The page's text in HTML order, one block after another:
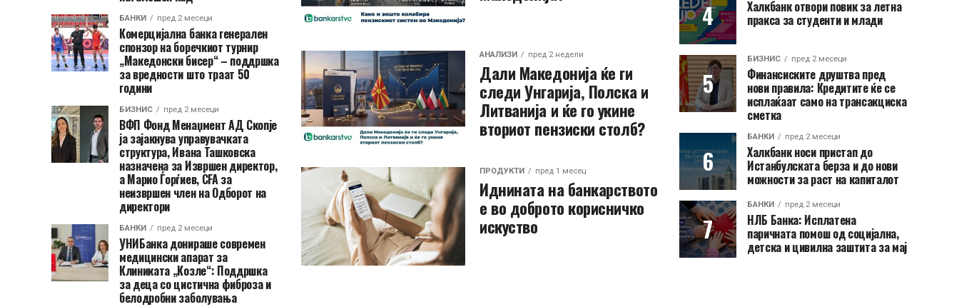
АНАЛИЗИ пред 2 недели
Дали Македонија ќе ги
следи Унгарија, Полска и
Литванија и ќе го укине
вториот пензиски столб?
ПРОДУКТИ пред 1 месец
Иднината на банкарството
е во доброто корисничко
искуство
БАНКИ пред 2 месеци
Комерцијална банка генерален
спонзор на боречкиот турнир
„Македонски бисер“ – поддршка
за вредности што траат 50
години
БИЗНИС пред 2 месеци
ВФП Фонд Менаџмент АД Скопје
ја зајакнува управувачката
структура, Ивана Ташковска
назначена за Извршен директор,
а Марио Ѓорѓиев, CFA за
неизвршен член на Одборот на
директори
БАНКИ пред 2 месеци
УНИБанка донираше современ
медицински апарат за
Клиниката „Козле“: Поддршка
за деца со цистична фиброза и
белодробни заболувања
Халкбанк отвори повик за летна
пракса за студенти и млади
БИЗНИС пред 2 месеци
Финансиските друштва пред
нови правила: Кредитите ќе се
исплаќаат само на трансакциска
сметка
БАНКИ пред 2 месеци
Халкбанк носи пристап до
Истанбулската берза и до нови
можности за раст на капиталот
БАНКИ пред 2 месеци
НЛБ Банка: Исплатена
паричната помош од социјална,
детска и цивилна заштита за мај